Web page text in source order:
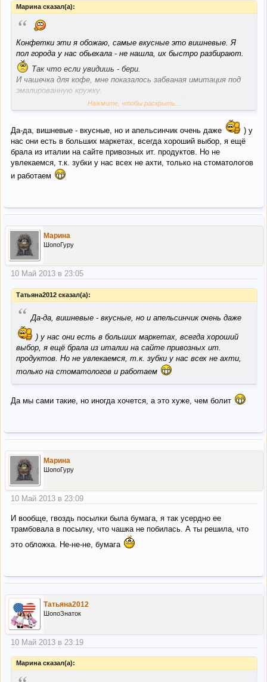
Марина сказал(а):
“
Конфетки эти я обожаю, самые вкусные это вишневые. Я
пол города у нас обьехала - не нашла, их быстро разбирают.
Так что если увидишь - бери.
И чашечка для кофе, мне показалось забваная имитация под
эмалированную кружку.
В общем я очень рада что угодила, правда
Нажмите, чтобы раскрыть...
Да-да, вишневые - вкусные, но и апельсинчик очень даже
) у
нас они есть в больших маркетах, всегда хороший выбор, я ещё
брала из италии на сайте привозных ит. продуктов. Но не
увлекаемся, т.к. зубки у нас всех не ахти, только на стоматологов
и работаем
Марина
ШопоГуру
10 Май 2013 в 23:05
Татьяна2012 сказал(а):
“ Да-да, вишневые - вкусные, но и апельсинчик очень даже
) у нас они есть в больших маркетах, всегда хороший
выбор, я ещё брала из италии на сайте привозных ит.
продуктов. Но не увлекаемся, т.к. зубки у нас всех не ахти,
только на стоматологов и работаем
Да мы сами такие, но иногда хочется, а это хуже, чем болит
Марина
ШопоГуру
10 Май 2013 в 23:09
И вообще, гвоздь посылки была бумага, я так усердно ее
трамбовала в посылку, что чашка не побилась. А ты решила, что
это обложка. Не-не-не, бумага
Татьяна2012
ШопоЗнаток
10 Май 2013 в 23:19
Марина сказал(а):